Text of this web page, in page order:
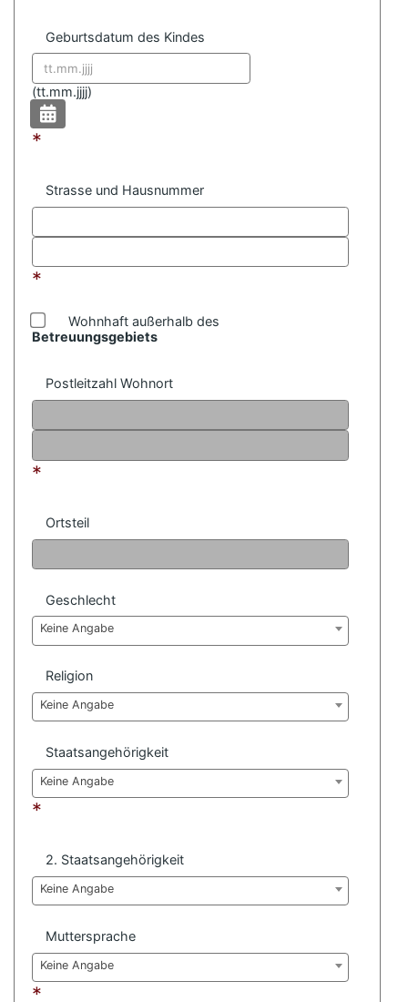
Geburtsdatum des Kindes
(Datum format:
tt.mm.jjjj)
*
Strasse und Hausnummer
*
Wohnhaft außerhalb des
Betreuungsgebiets
Postleitzahl Wohnort
*
Ortsteil
Geschlecht
Keine Angabe
Religion
Keine Angabe
Staatsangehörigkeit
Keine Angabe
*
2. Staatsangehörigkeit
Keine Angabe
Muttersprache
Keine Angabe
*